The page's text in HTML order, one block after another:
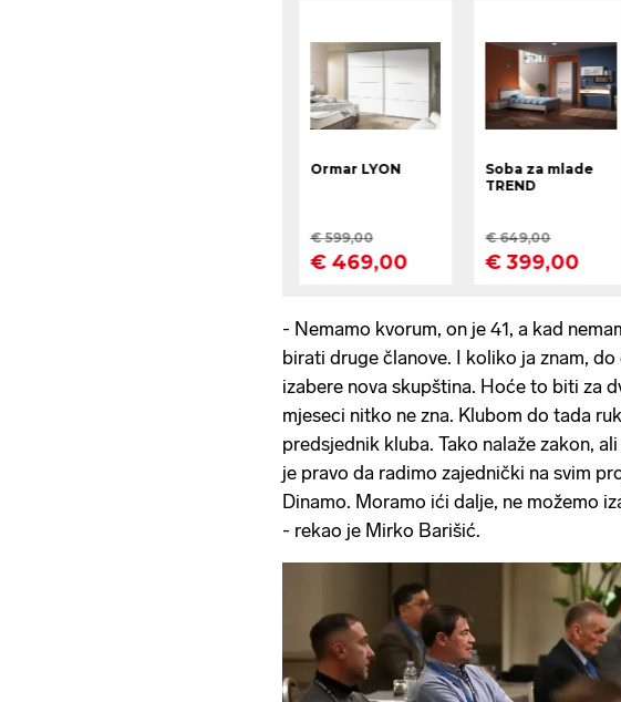
- Nemamo kvorum, on je 41, a kad
birati druge članove. I koliko ja znam,
izabere nova skupština. Hoće to biti za
mjeseci nitko ne zna. Klubom do tada
predsjednik kluba. Tako nalaže zakon,
je pravo da radimo zajednički na svim
Dinamo. Moramo ići dalje, ne možemo
- rekao je Mirko Barišić.